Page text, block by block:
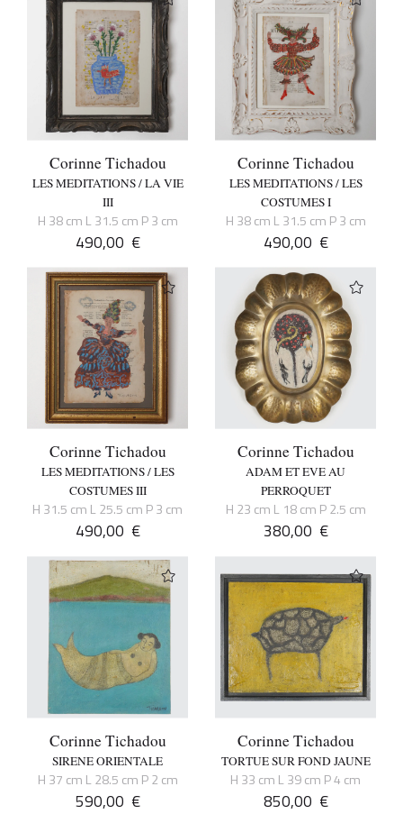
Corinne Tichadou
LES MEDITATIONS / LA VIE
III
H 38 cm L 31.5 cm P 3 cm
490,00 €
Corinne Tichadou
LES MEDITATIONS / LES
COSTUMES I
H 38 cm L 31.5 cm P 3 cm
490,00 €
Corinne Tichadou
LES MEDITATIONS / LES
COSTUMES III
H 31.5 cm L 25.5 cm P 3 cm
490,00 €
Corinne Tichadou
ADAM ET EVE AU
PERROQUET
H 23 cm L 18 cm P 2.5 cm
380,00 €
Corinne Tichadou
SIRENE ORIENTALE
H 37 cm L 28.5 cm P 2 cm
590,00 €
Corinne Tichadou
TORTUE SUR FOND JAUNE
H 33 cm L 39 cm P 4 cm
850,00 €